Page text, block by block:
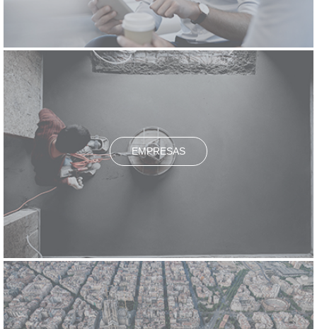
EMPRESAS